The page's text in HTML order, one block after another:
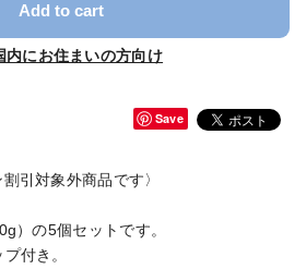
Add to cart
内にお住まいの方向け
Save
引対象外商品です〉
）の5個セットです。
付き。